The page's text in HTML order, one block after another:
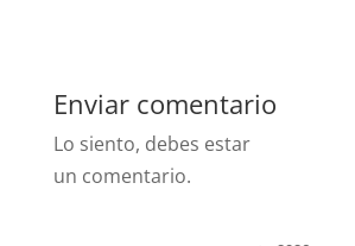
Enviar comentario
Lo siento, debes estar
un comentario.